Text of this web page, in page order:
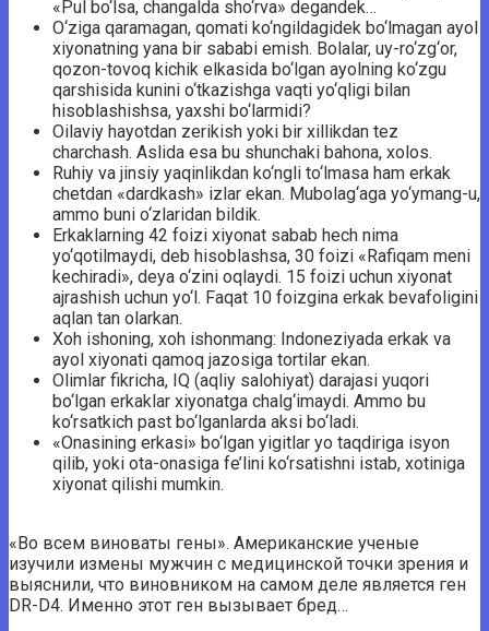
«Pul bo‘lsa, changalda sho‘rva» degandek…
O‘ziga qaramagan, qomati ko‘ngildagidek bo‘lmagan ayol
xiyonatning yana bir sababi emish. Bolalar, uy-ro‘zg‘or,
qozon-tovoq kichik elkasida bo‘lgan ayolning ko‘zgu
qarshisida kunini o‘tkazishga vaqti yo‘qligi bilan
hisoblashishsa, yaxshi bo‘larmidi?
Oilaviy hayotdan zerikish yoki bir xillikdan tez
charchash. Aslida esa bu shunchaki bahona, xolos.
Ruhiy va jinsiy yaqinlikdan ko‘ngli to‘lmasa ham erkak
chetdan «dardkash» izlar ekan. Mubolag‘aga yo‘ymang-u,
ammo buni o‘zlaridan bildik.
Erkaklarning 42 foizi xiyonat sabab hech nima
yo‘qotilmaydi, deb hisoblashsa, 30 foizi «Rafiqam meni
kechiradi», deya o‘zini oqlaydi. 15 foizi uchun xiyonat
ajrashish uchun yo‘l. Faqat 10 foizgina erkak bevafoligini
aqlan tan olarkan.
Xoh ishoning, xoh ishonmang: Indoneziyada erkak va
ayol xiyonati qamoq jazosiga tortilar ekan.
Olimlar fikricha, IQ (aqliy salohiyat) darajasi yuqori
bo‘lgan erkaklar xiyonatga chalg‘imaydi. Ammo bu
ko‘rsatkich past bo‘lganlarda aksi bo‘ladi.
«Onasining erkasi» bo‘lgan yigitlar yo taqdiriga isyon
qilib, yoki ota-onasiga fe’lini ko‘rsatishni istab, xotiniga
xiyonat qilishi mumkin.
«Во всем виноваты гены». Американские ученые
изучили измены мужчин с медицинской точки зрения и
выяснили, что виновником на самом деле является ген
DR-D4. Именно этот ген вызывает бред…